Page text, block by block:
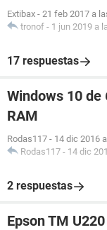
Extibax - 21 feb 2017 a
tronof - 1 jun 2019 a
17 respuestas
Windows 10
RAM
Rodas117 - 14 dic 2016
Rodas117 - 14 dic
2 respuestas
Epson TM